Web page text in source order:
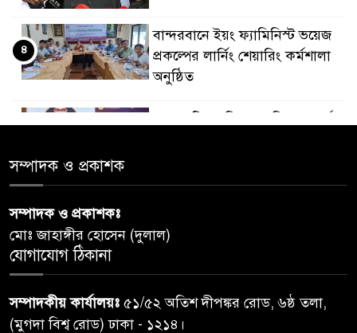
বান্দরবানে ইয়ং ফ্যামিনিস্ট ভয়েজ
প্রকল্পের লার্নিং শেয়ারিং কর্মশালা
অনুষ্ঠিত
৪
পেশ
৬
তদন্ত শেষ পর্যায়ে, দ্রুত চার্জশিট
৭
সম্পাদক ও প্রকাশক
সম্পাদক ও প্রকাশকঃ
মোঃ জাহাঙ্গীর হোসেন (দুলাল)
যোগাযোগ ঠিকানা
সম্পাদকীয় কার্যালয়ঃ ৫১/৫২ অতিশ দীপঙ্কর রোড, ৬ষ্ঠ তলা,
(মুগদা বিশ্ব রোড) ঢাকা - ১২১৪।